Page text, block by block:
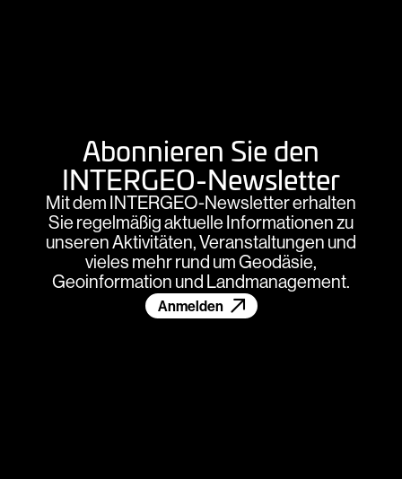
Abonnieren Sie den
INTERGEO-Newsletter
Mit dem INTERGEO-Newsletter erhalten
Sie regelmäßig aktuelle Informationen zu
unseren Aktivitäten, Veranstaltungen und
vieles mehr rund um Geodäsie,
Geoinformation und Landmanagement.
Anmelden